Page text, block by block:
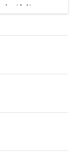
(A 1).
Wien sowie
hatten
des
ihre
durch
ein. Gefördert